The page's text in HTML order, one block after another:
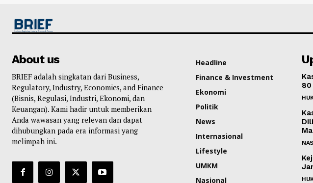
About us
BRIEF adalah singkatan dari Business,
Regulatory, Industry, Economics, and Finance
(Bisnis, Regulasi, Industri, Ekonomi, dan
Keuangan). Kami hadir untuk memberikan
Anda wawasan yang relevan dan dapat
dihubungkan pada era informasi yang
melimpah ini.
Headline
Finance & Investment
Ekonomi
Politik
News
Internasional
Lifestyle
UMKM
Nasional
80